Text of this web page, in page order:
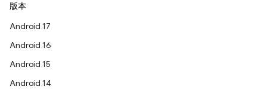
版本
Android 17
Android 16
Android 15
Android 14